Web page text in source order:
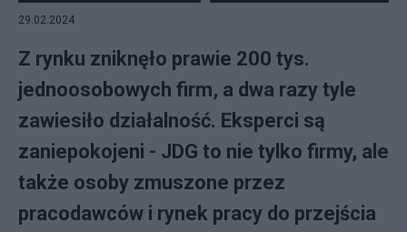
29.02.2024
Z rynku zniknęło prawie 200 tys.
jednoosobowych firm, a dwa razy tyle
zawiesiło działalność. Eksperci są
zaniepokojeni - JDG to nie tylko firmy, ale
także osoby zmuszone przez
pracodawców i rynek pracy do przejścia